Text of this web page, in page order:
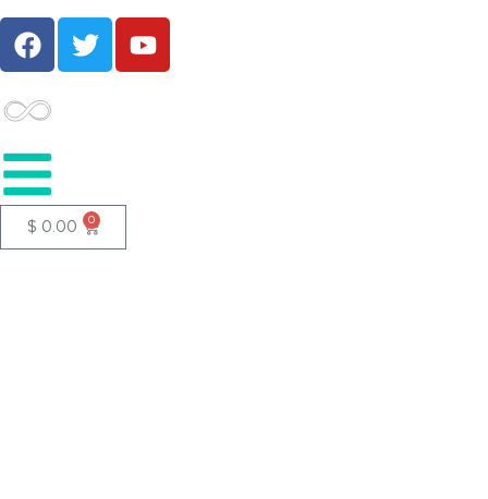
$ 0.00 0